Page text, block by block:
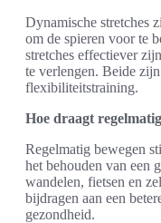
Dynamische stretches
om de spieren voor te
stretches effectiever
te verlengen. Beide
flexibiliteitstraining.
Hoe draagt
Regelmatig bewegen
het behouden van een
wandelen, fietsen en
bijdragen aan een
gezondheid.